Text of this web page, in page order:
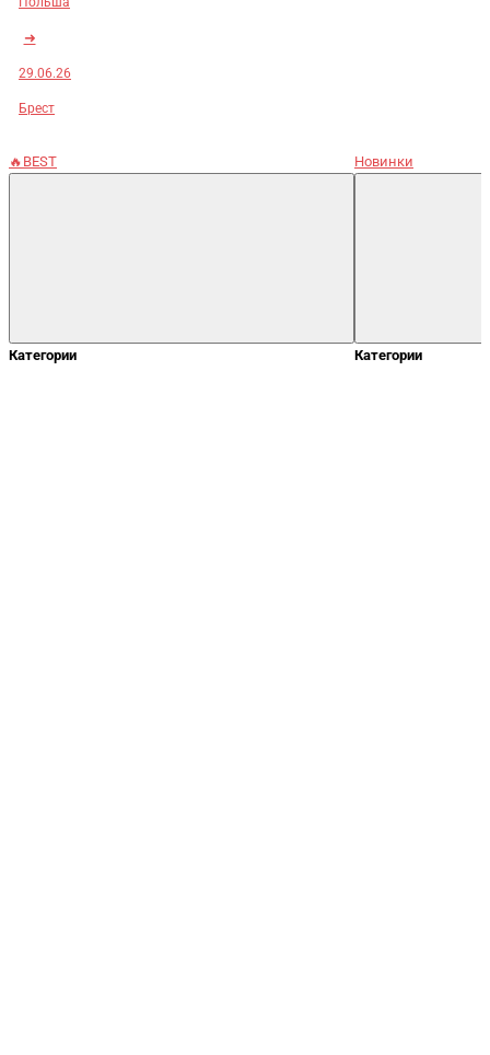
➜
29.06.26
Брест
🔥BEST
Категории
Новинки
Категории